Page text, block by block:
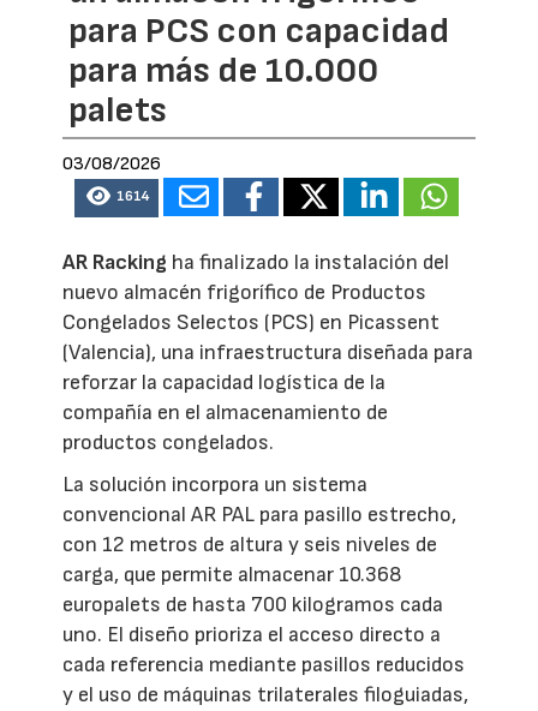
para PCS con capacidad
para más de 10.000
palets
03/08/2026
1614
AR Racking ha finalizado la instalación del
nuevo almacén frigorífico de Productos
Congelados Selectos (PCS) en Picassent
(Valencia), una infraestructura diseñada para
reforzar la capacidad logística de la
compañía en el almacenamiento de
productos congelados.
La solución incorpora un sistema
convencional AR PAL para pasillo estrecho,
con 12 metros de altura y seis niveles de
carga, que permite almacenar 10.368
europalets de hasta 700 kilogramos cada
uno. El diseño prioriza el acceso directo a
cada referencia mediante pasillos reducidos
y el uso de máquinas trilaterales filoguiadas,